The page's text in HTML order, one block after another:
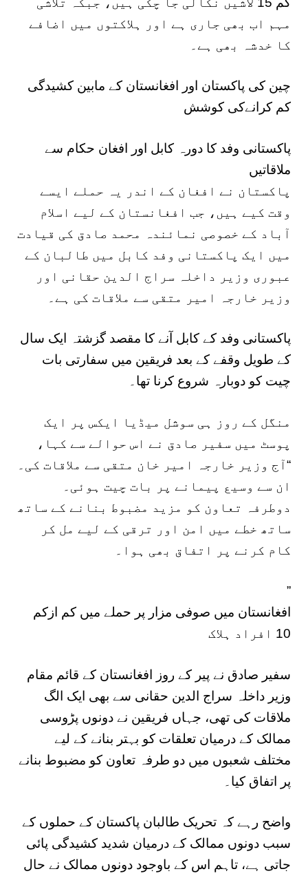
مہم اب بھی جاری ہے اور ہلاکتوں میں اضافے
کا خدشہ بھی ہے۔
چین کی پاکستان اور افغانستان کے مابین کشیدگی
کم کرانےکی کوشش
پاکستانی وفد کا دورہ کابل اور افغان حکام سے
ملاقاتیں
پاکستان نے افغان کے اندر یہ حملے ایسے
وقت کیے ہیں، جب افغانستان کے لیے اسلام
آباد کے خصوصی نمائندہ محمد صادق کی قیادت
میں ایک پاکستانی وفد کابل میں طالبان کے
عبوری وزیر داخلہ سراج الدین حقانی اور
وزیر خارجہ امیر متقی سے ملاقات کی ہے۔
پاکستانی وفد کے کابل آنے کا مقصد گزشتہ ایک سال
کے طویل وقفے کے بعد فریقین میں سفارتی بات
چیت کو دوبارہ شروع کرنا تھا۔
منگل کے روز ہی سوشل میڈیا ایکس پر ایک
پوسٹ میں سفیر صادق نے اس حوالے سے کہا،
“آج وزیر خارجہ امیر خان متقی سے ملاقات کی۔
ان سے وسیع پیمانے پر بات چیت ہوئی۔
دوطرفہ تعاون کو مزید مضبوط بنانے کے ساتھ
ساتھ خطے میں امن اور ترقی کے لیے مل کر
کام کرنے پر اتفاق بھی ہوا۔
”
افغانستان میں صوفی مزار پر حملے میں کم ازکم
10 افراد ہلاک
سفیر صادق نے پیر کے روز افغانستان کے قائم مقام
وزیر داخلہ سراج الدین حقانی سے بھی ایک الگ
ملاقات کی تھی، جہاں فریقین نے دونوں پڑوسی
ممالک کے درمیان تعلقات کو بہتر بنانے کے لیے
مختلف شعبوں میں دو طرفہ تعاون کو مضبوط بنانے
پر اتفاق کیا۔
واضح رہے کہ تحریک طالبان پاکستان کے حملوں کے
سبب دونوں ممالک کے درمیان شدید کشیدگی پائی
جاتی ہے، تاہم اس کے باوجود دونوں ممالک نے حال